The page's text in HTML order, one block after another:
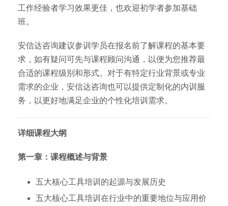
工作经验者学习效果更佳，也欢迎初学者参加基础
班。
安信达咨询建议参训学员在报名前了解课程的基本要
求，如有疑问可先与课程顾问沟通，以便为您推荐最
合适的课程级别和形式。对于有特定行业背景或专业
需求的企业，安信达咨询也可以提供定制化的内训服
务，以更好地满足企业的个性化培训需求。
详细课程大纲
第一章：课程概述与背景
五大核心工具培训的起源与发展历史
五大核心工具培训在行业中的重要地位与应用价